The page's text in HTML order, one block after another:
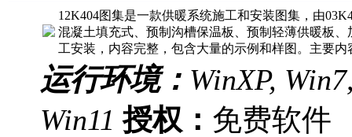
12K404图集是一款供暖系统施工和安装图集，由
混凝土填充式、预制沟槽保温板、预制轻薄供暖板
工安装，内容完整，包含大量的示例和样图。主要内
运行环境： WinXP,
Win11 授权： 免费软